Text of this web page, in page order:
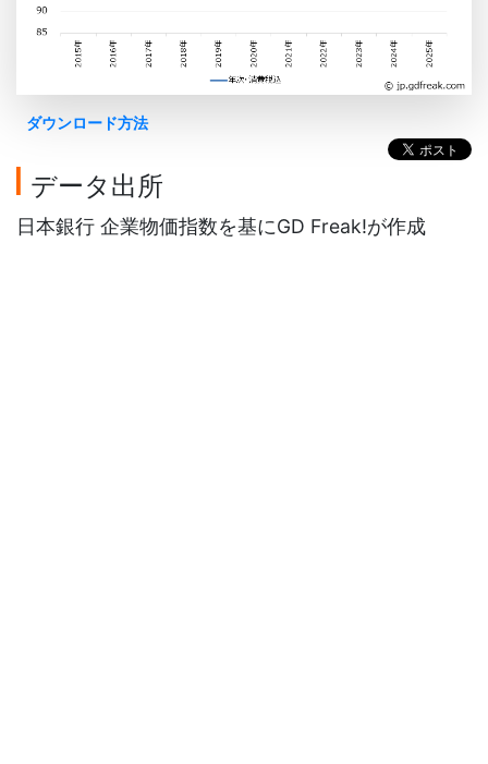
ダウンロード方法
データ出所
日本銀行 企業物価指数を基にGD Freak!が作成